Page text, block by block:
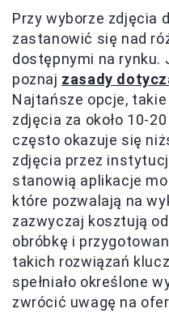
Przy wyborze zdjęcia
zastanowić się nad
dostępnymi na rynku.
poznaj zasady
Najtańsze opcje,
zdjęcia za około 10-
często okazuje się
zdjęcia przez
stanowią aplikacje
które pozwalają na
zazwyczaj kosztują od
obróbkę i
takich rozwiązań
spełniało określone
zwrócić uwagę na